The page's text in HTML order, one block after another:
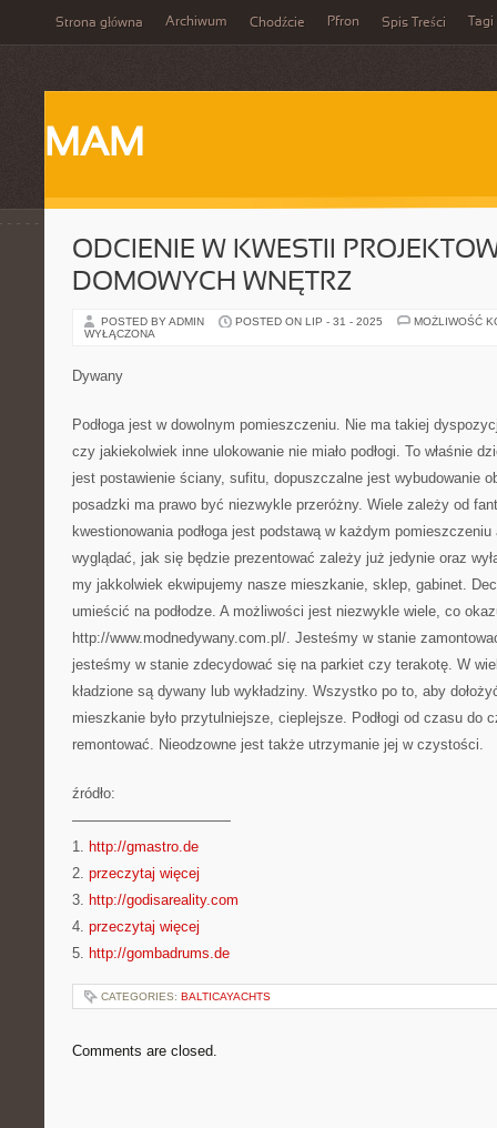
Strona główna Archiwum Chodźcie Pfron Spis Treści Tagi
MAM
ODCIENIE W KWESTII
DOMOWYCH WNĘTRZ
POSTED BY ADMIN POSTED ON LIP - 31 - 2025
MOŻLIWOŚĆ
WYŁĄCZONA
Dywany
Podłoga jest w dowolnym pomieszczeniu. Nie ma takiej
czy jakiekolwiek inne ulokowanie nie miało podłogi. To właśnie
jest postawienie ściany, sufitu, dopuszczalne jest wybudowanie
posadzki ma prawo być niezwykle przeróżny. Wiele zależy od
kwestionowania podłoga jest podstawą w każdym
wyglądać, jak się będzie prezentować zależy już jedynie oraz
my jakkolwiek ekwipujemy nasze mieszkanie, sklep, gabinet.
umieścić na podłodze. A możliwości jest niezwykle wiele, co
http://www.modnedywany.com.pl/. Jesteśmy w stanie
jesteśmy w stanie zdecydować się na parkiet czy terakotę. W
kładzione są dywany lub wykładziny. Wszystko po to, aby
mieszkanie było przytulniejsze, cieplejsze. Podłogi od czasu do
remontować. Nieodzowne jest także utrzymanie jej w czystości.
źródło:
———————————
1. http://gmastro.de
2. przeczytaj więcej
3. http://godisareality.com
4. przeczytaj więcej
5. http://gombadrums.de
CATEGORIES: BALTICAYACHTS
Comments are closed.